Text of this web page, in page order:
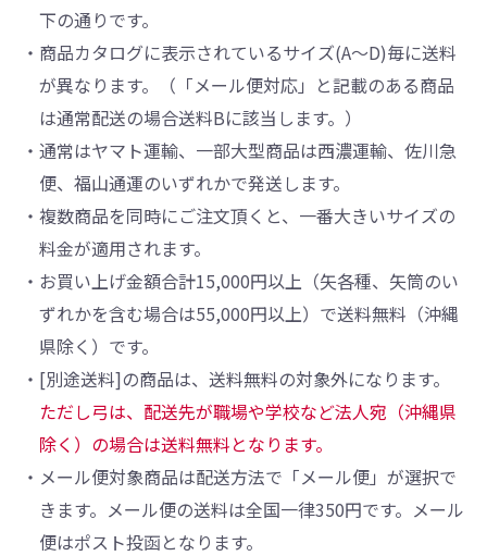
下の通りです。
・商品カタログに表示されているサイズ(A～D)毎に送料
が異なります。（「メール便対応」と記載のある商品
は通常配送の場合送料Bに該当します。）
・通常はヤマト運輸、一部大型商品は西濃運輸、佐川急
便、福山通運のいずれかで発送します。
・複数商品を同時にご注文頂くと、一番大きいサイズの
料金が適用されます。
・お買い上げ金額合計15,000円以上（矢各種、矢筒のい
ずれかを含む場合は55,000円以上）で送料無料（沖縄
県除く）です。
・[別途送料]の商品は、送料無料の対象外になります。
ただし弓は、配送先が職場や学校など法人宛（沖縄県
除く）の場合は送料無料となります。
・メール便対象商品は配送方法で「メール便」が選択で
きます。メール便の送料は全国一律350円です。メール
便はポスト投函となります。